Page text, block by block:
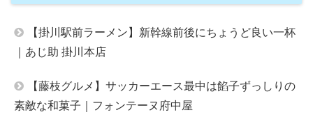
【掛川駅前ラーメン】新幹線前後にちょうど良い一杯
｜あじ助 掛川本店
【藤枝グルメ】サッカーエース最中は餡子ずっしりの
素敵な和菓子｜フォンテーヌ府中屋